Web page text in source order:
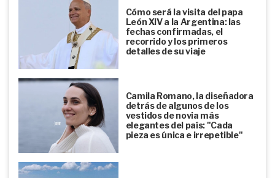
Cómo será la visita del papa
León XIV a la Argentina: las
fechas confirmadas, el
recorrido y los primeros
detalles de su viaje
Camila Romano, la diseñadora
detrás de algunos de los
vestidos de novia más
elegantes del país: "Cada
pieza es única e irrepetible"